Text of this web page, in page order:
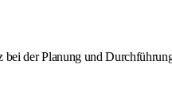
der Planung und